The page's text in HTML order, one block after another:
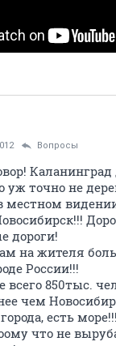
Вопросы
уж точно не
местном
дороги!
на жителя
России!!!
всего 850тыс.
чем
есть море!!!
что не